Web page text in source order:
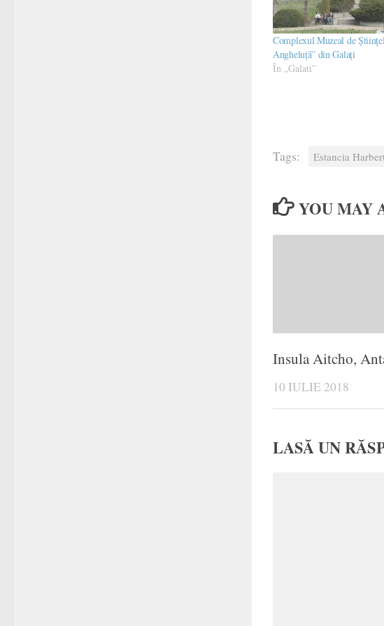
Complexul Muzeal de
Angheluță” din Galați
În „Galati”
Tags: Estancia
YOU MAY
Insula Aitcho,
10 IULIE 2018
LASĂ UN